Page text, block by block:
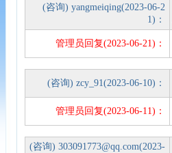
(咨询) yangmeiqing(2023-06-2
1)：
管理员回复(2023-06-21)：
(咨询) zcy_91(2023-06-10)：
管理员回复(2023-06-11)：
(咨询) 303091773@qq.com(2023-